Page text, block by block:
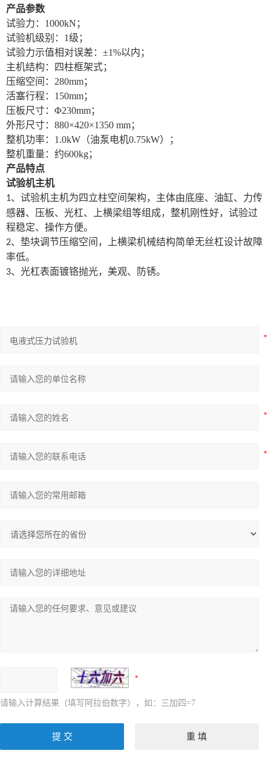
产品参数
试验力： 1000kN；
试验机级别： 1级；
试验力示值相对误差： ±1%以内；
主机结构：四柱框架式；
压缩空间： 280mm；
活塞行程： 150mm；
压板尺寸： Φ230mm；
外形尺寸： 880×420×1350 mm；
整机功率： 1.0kW（油泵电机0.75kW）；
整机重量：约600kg；
产品特点
试验机主机
1、 试验机主机为四立柱空间架构，主体由底座、油缸、力传
感器、压板、光杠、
上横梁组等组成，整机刚性好，试验过
程稳定、操作方便。
2、 垫块调节压缩空间，上横梁机械结构简单无丝杠设计故障
率低。
3、 光杠表面镀铬抛光，美观、防锈。
请输入计算结果（填写阿拉伯数字），如：三加四=7